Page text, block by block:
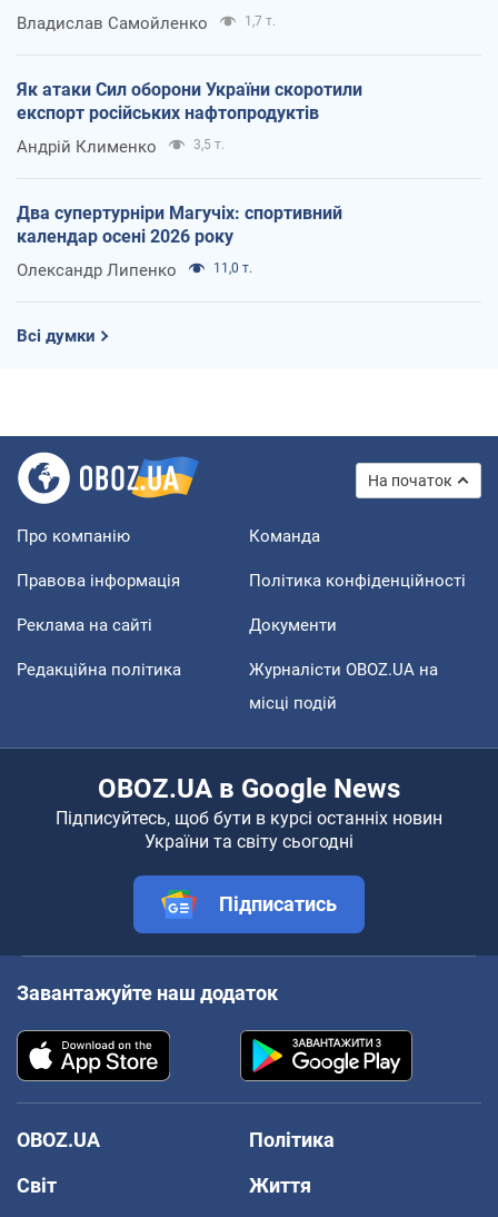
Владислав Самойленко 1,7 т.
Як атаки Сил оборони України скоротили
експорт російських нафтопродуктів
Андрій Клименко 3,5 т.
Два супертурніри Магучіх: спортивний
календар осені 2026 року
Олександр Липенко 11,0 т.
Всі думки
На початок
Про компанію Команда
Правова інформація Політика конфіденційності
Реклама на сайті Документи
Редакційна політика
Журналісти OBOZ.UA на
місці подій
OBOZ.UA в Google News
Підписуйтесь, щоб бути в курсі останніх новин
України та світу сьогодні
Підписатись
Завантажуйте наш додаток
OBOZ.UA
Політика
Світ
Життя